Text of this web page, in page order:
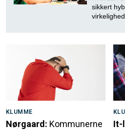
sikkert
virkelighed
KLUMME
Nørgaard: Kommunerne
It-